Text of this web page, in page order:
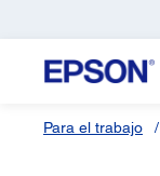
Para el trabajo